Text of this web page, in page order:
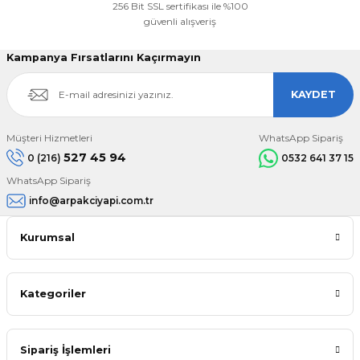
256 Bit SSL sertifikası ile %100
güvenli alışveriş
Kampanya Fırsatlarını Kaçırmayın
KAYDET
Müşteri Hizmetleri
0 (216) 527 45 94
WhatsApp Sipariş
0532 641 37 15
WhatsApp Sipariş
info@arpakciyapi.com.tr
Kurumsal
Kategoriler
Sipariş İşlemleri